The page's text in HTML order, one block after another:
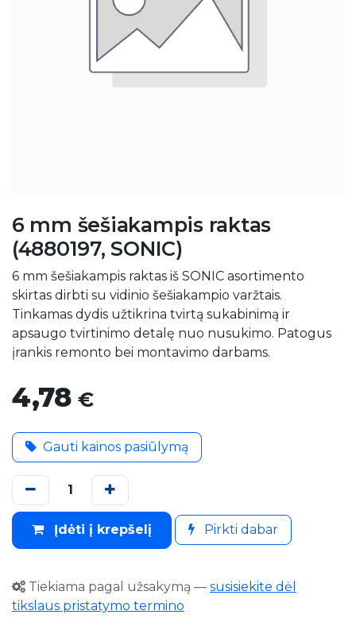
6 mm šešiakampis raktas
(4880197, SONIC)
6 mm šešiakampis raktas iš SONIC asortimento
skirtas dirbti su vidinio šešiakampio varžtais.
Tinkamas dydis užtikrina tvirtą sukabinimą ir
apsaugo tvirtinimo detalę nuo nusukimo. Patogus
įrankis remonto bei montavimo darbams.
4,78 €
Gauti kainos pasiūlymą
Įdėti į krepšelį Pirkti dabar
Tiekiama pagal užsakymą — susisiekite dėl
tikslaus pristatymo termino